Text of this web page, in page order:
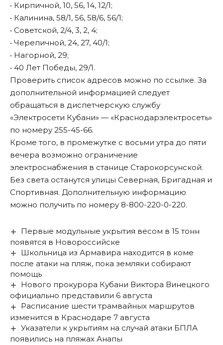
• Кирпичной, 10, 56, 14, 12/1;
• Калинина, 58/1, 56, 58/6, 56/1;
• Советской, 2/4, 3, 2, 4;
• Черепичной, 24, 27, 40/1;
• Нагорной, 29;
• 40 Лет Победы, 29/1.
Проверить список адресов можно по ссылке. За
дополнительной информацией следует
обращаться в диспетчерскую службу
«Электросети Кубани» — «Краснодарэлектросеть»
по номеру 255-45-66.
Кроме того, в промежутке с восьми утра до пяти
вечера возможно ограничение
электроснабжения в станице Старокорсунской.
Без света останутся улицы Северная, Бригадная и
Спортивная. Дополнительную информацию
можно получить по номеру 8-800-220-0-220.
Первые модульные укрытия весом в 15 тонн
появятся в Новороссийске
Школьница из Армавира находится в коме
после атаки на пляж, пока земляки собирают
помощь
Нового прокурора Кубани Виктора Винецкого
официально представили 6 августа
Расписание шести трамвайных маршрутов
изменится в Краснодаре 7 августа
Указатели к укрытиям на случай атаки БПЛА
появились на пляжах Анапы